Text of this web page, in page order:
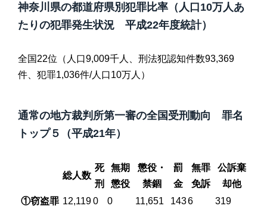
神奈川県の都道府県別犯罪比率（人口10万人あ
たりの犯罪発生状況 平成22年度統計）
全国22位（人口9,009千人、刑法犯認知件数93,369
件、犯罪1,036件/人口10万人）
通常の地方裁判所第一審の全国受刑動向 罪名
トップ５（平成21年）
総人数
死
刑
無期
懲役
懲役・
禁錮
罰
金
無罪
免訴
公訴棄
却他
①窃盗罪 12,119 0 0 11,651 1436
319